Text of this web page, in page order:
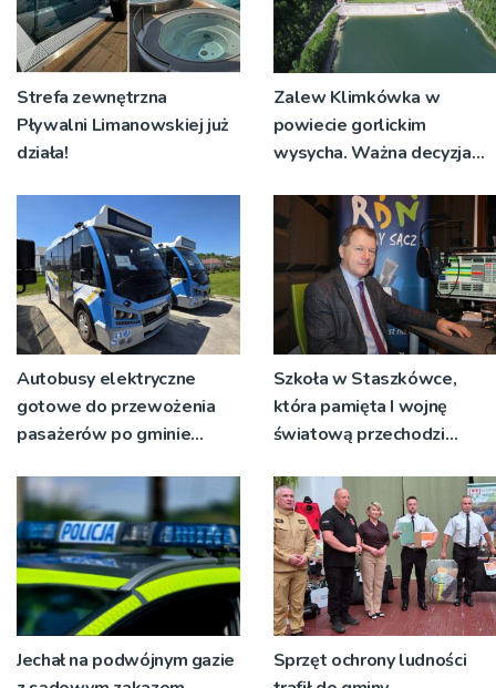
Strefa zewnętrzna
Pływalni Limanowskiej już
działa!
Zalew Klimkówka w
powiecie gorlickim
wysycha. Ważna decyzja
Autobusy elektryczne
gotowe do przewożenia
pasażerów po gminie
Szkoła w Staszkówce,
która pamięta I wojnę
światową przechodzi
Jechał na podwójnym gazie
Sprzęt ochrony ludności